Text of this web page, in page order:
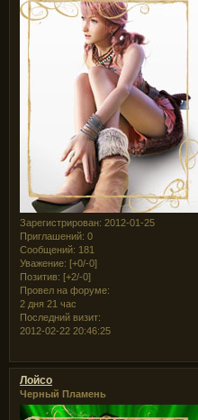
Зарегистрирован: 2012-01-25
Приглашений: 0
Сообщений: 181
Уважение: [+0/-0]
Позитив: [+2/-0]
Провел на форуме:
2 дня 21 час
Последний визит:
2012-02-22 20:46:25
Лойсо
Черный Пламень